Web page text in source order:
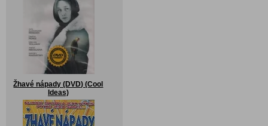
Žhavé nápady (DVD) (Cool
Ideas)